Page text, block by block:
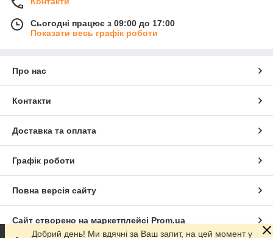
Сьогодні працює з 09:00 до 17:00
Показати весь графік роботи
Про нас
Контакти
Доставка та оплата
Графік роботи
Повна версія сайту
Сайт створено на маркетплейсі Prom.ua
Добрий день! Ми вдячні за Ваш запит, на цей момент у